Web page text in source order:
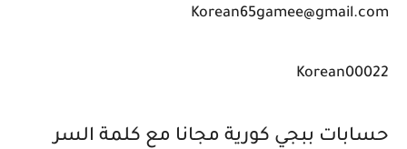
Korean65gamee@gmail.com
Korean00022
حسابات ببجي كورية مجانا مع كلمة السر